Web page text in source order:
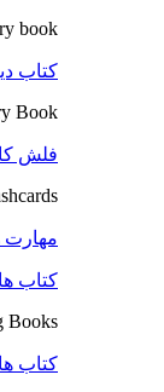
book
کتاب
Book
فلش
مهارت
کتاب
Books
کتاب